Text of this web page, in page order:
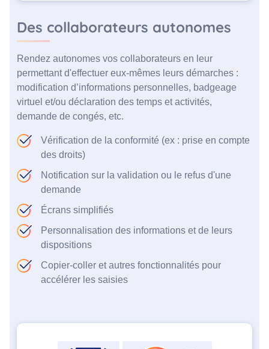
Des collaborateurs autonomes
Rendez autonomes vos collaborateurs en leur
permettant d'effectuer eux-mêmes leurs démarches :
modification d’informations personnelles, badgeage
virtuel et/ou déclaration des temps et activités,
demande de congés, etc.
Vérification de la conformité (ex : prise en compte
des droits)
Notification sur la validation ou le refus d'une
demande
Écrans simplifiés
Personnalisation des informations et de leurs
dispositions
Copier-coller et autres fonctionnalités pour
accélérer les saisies